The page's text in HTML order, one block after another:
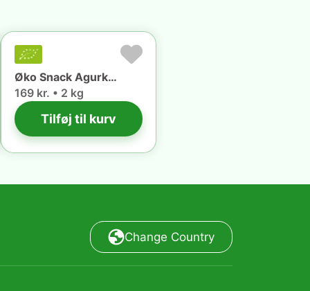
Øko Snack Agurker (2 kg) 🇪🇸
169 kr. • 2 kg
Tilføj til kurv
Change Country